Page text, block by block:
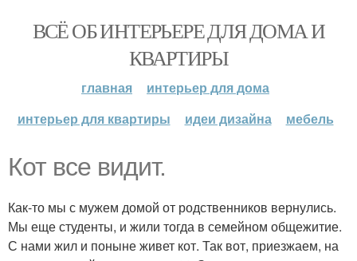
ВСЁ ОБ ИНТЕРЬЕРЕ ДЛЯ ДОМА И
КВАРТИРЫ
главная
интерьер для дома
интерьер для квартиры
идеи дизайна мебель
Кот все видит.
Как-то мы с мужем домой от родственников вернулись.
Мы еще студенты, и жили тогда в семейном общежитие.
С нами жил и поныне живет кот. Так вот, приезжаем, на